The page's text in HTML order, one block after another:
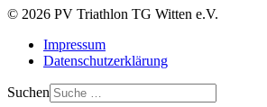
© 2026 PV Triathlon TG Witten e.V.
Impressum
Datenschutzerklärung
Suchen